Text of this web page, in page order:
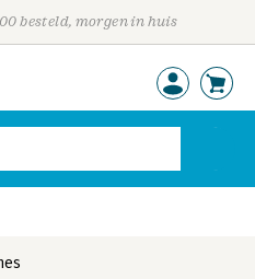
besteld, morgen in huis